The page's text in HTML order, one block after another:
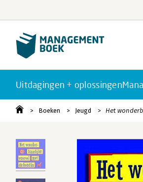
Uitdagingen + oplossingen
Boeken Jeugd Het